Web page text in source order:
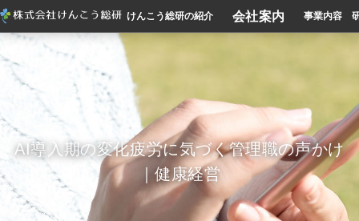
けんこう総研の紹介 会社案内 事業内容
AI導入期の変化疲労に気づく管理職の声かけ
｜健康経営